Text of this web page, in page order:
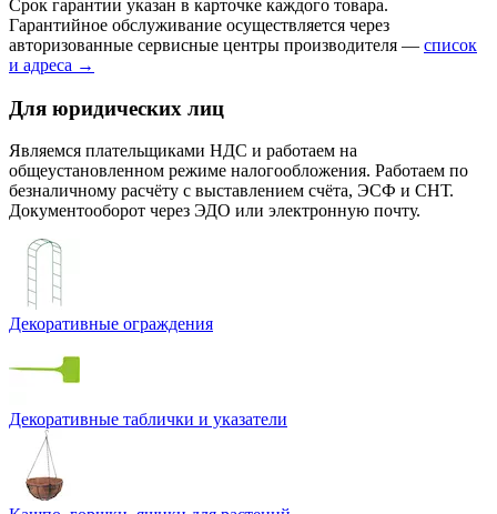
Срок гарантии указан в карточке каждого товара.
Гарантийное обслуживание осуществляется через
авторизованные сервисные центры производителя — список
и адреса →
Для юридических лиц
Являемся плательщиками НДС и работаем на
общеустановленном режиме налогообложения. Работаем по
безналичному расчёту с выставлением счёта, ЭСФ и СНТ.
Документооборот через ЭДО или электронную почту.
Декоративные ограждения
Декоративные таблички и указатели